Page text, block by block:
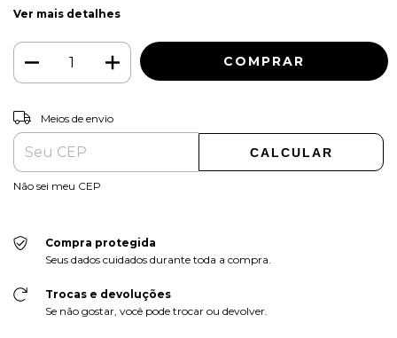
Ver mais detalhes
Entregas para o CEP:
Meios de envio
CALCULAR
Não sei meu CEP
Compra protegida
Seus dados cuidados durante toda a compra.
Trocas e devoluções
Se não gostar, você pode trocar ou devolver.